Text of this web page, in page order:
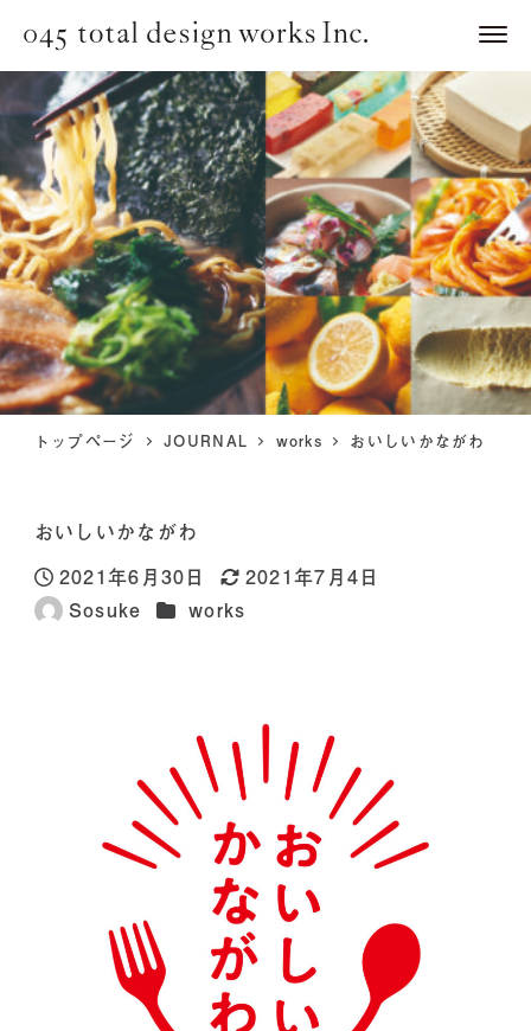
トップページ JOURNAL works おいしいかながわ
おいしいかながわ
投稿日
2021年6月30日 更新日
2021年7月4日
著 Sosuke カテゴリー
works